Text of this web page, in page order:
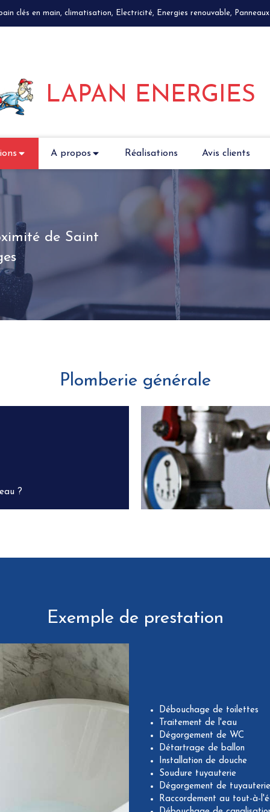
clés en main, climatisation, Electricité, Energies renouvable,
LAPAN ENERGIES
A propos Réalisations Avis clients
de Saint
Plomberie générale
?
Exemple de prestation
Débouchage de toilettes
Traitement de l'eau
Dégorgement de WC
Détartrage de ballon
Installation de douche
Soudure tuyauterie
Dégorgement de tuyauterie
Raccordement au tout-à-